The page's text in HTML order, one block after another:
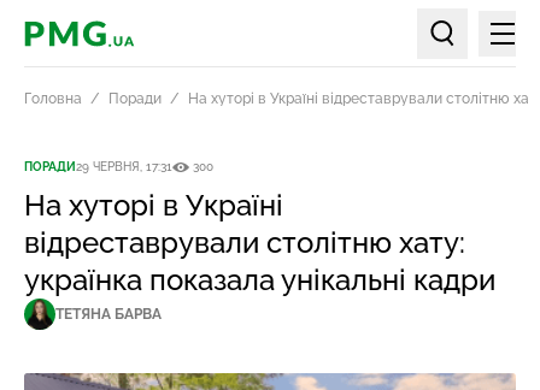
PMG.ua
Пошук по
Головна Поради На хуторі в Україні відреставрували столітню
ПОРАДИ29 ЧЕРВНЯ, 17:31 300
На хуторі в Україні
відреставрували столітню хату:
українка показала унікальні кадри
ТЕТЯНА БАРВА